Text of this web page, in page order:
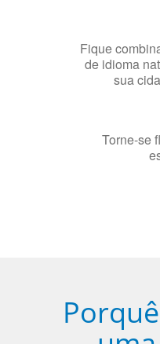
Fique
de idioma
sua
Torne-se